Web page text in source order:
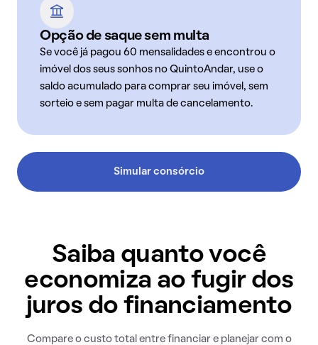
Opção de saque sem multa
Se você já pagou 60 mensalidades e encontrou o
imóvel dos seus sonhos no QuintoAndar, use o
saldo acumulado para comprar seu imóvel, sem
sorteio e sem pagar multa de cancelamento.
Simular consórcio
Saiba quanto você
economiza ao fugir dos
juros do financiamento
Compare o custo total entre financiar e planejar com o